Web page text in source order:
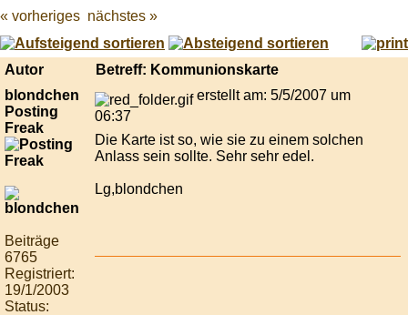
Best
online
live
casino
« vorheriges nächstes »
Autor
Betreff: Kommunionskarte
blondchen
Posting
Freak
Beiträge
6765
Registriert:
19/1/2003
Status:
erstellt am: 5/5/2007 um
06:37
Die Karte ist so, wie sie zu einem solchen
Anlass sein sollte. Sehr sehr edel.
Lg,blondchen